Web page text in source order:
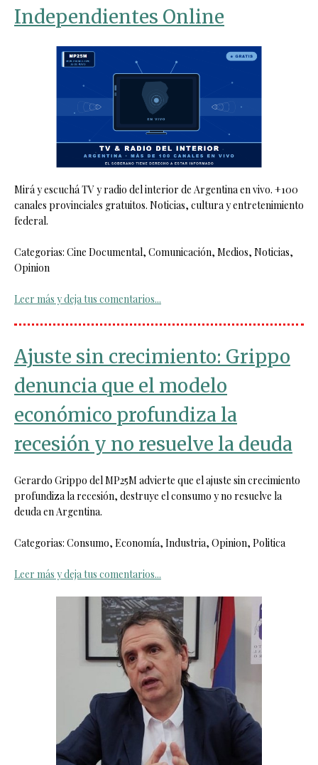
Independientes Online
Mirá y escuchá TV y radio del interior de Argentina en vivo. +100
canales provinciales gratuitos. Noticias, cultura y entretenimiento
federal.
Categorias: Cine Documental, Comunicación, Medios, Noticias,
Opinion
Leer más y deja tus comentarios...
Ajuste sin crecimiento: Grippo
denuncia que el modelo
económico profundiza la
recesión y no resuelve la deuda
Gerardo Grippo del MP25M advierte que el ajuste sin crecimiento
profundiza la recesión, destruye el consumo y no resuelve la
deuda en Argentina.
Categorias: Consumo, Economía, Industria, Opinion, Politica
Leer más y deja tus comentarios...